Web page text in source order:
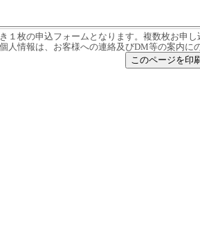
１枚の申込フォームとなります。複数枚お申し
人情報は、お客様への連絡及びDM等の案内に